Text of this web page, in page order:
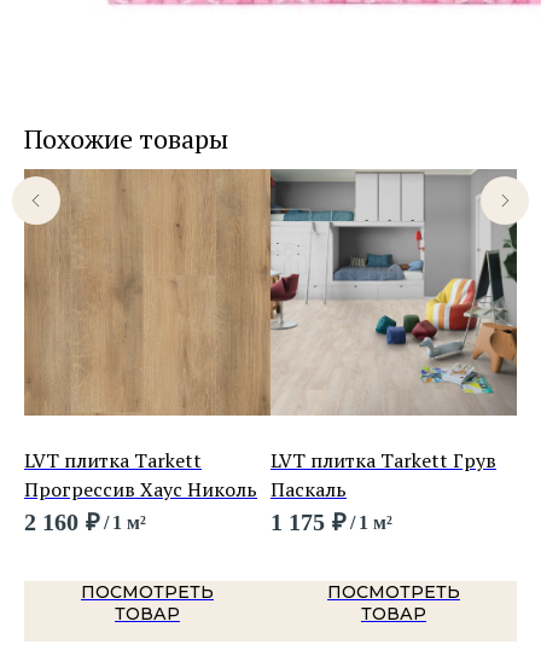
Похожие товары
LVT плитка Tarkett
Прогрессив Хаус Николь
2 160 ₽/ 1 м²
ПОСМОТРЕТЬ
ТОВАР
LVT плитка Tarkett Грув
Паскаль
1 175 ₽/ 1 м²
ПОСМОТРЕТЬ
ТОВАР